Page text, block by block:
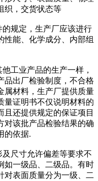
织，交货状态等
规定，生产厂应该进行
性能、化学成分、内部组
工业产品的生产一样，
品出厂检验制度，不合格
属材料，生产厂提供质量
量证明书不仅说明材料的
还提供规定的保证项目
对该批产品检验结果的确
的依据.
尺寸允许偏差等要求不
如一级品、二级品。有时
对表面质量分为一级、二